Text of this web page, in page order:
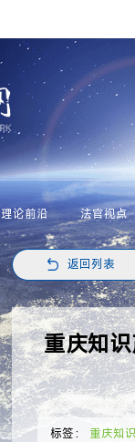
理论前沿 法官视点
返回列表
重庆知
标签： 重庆知